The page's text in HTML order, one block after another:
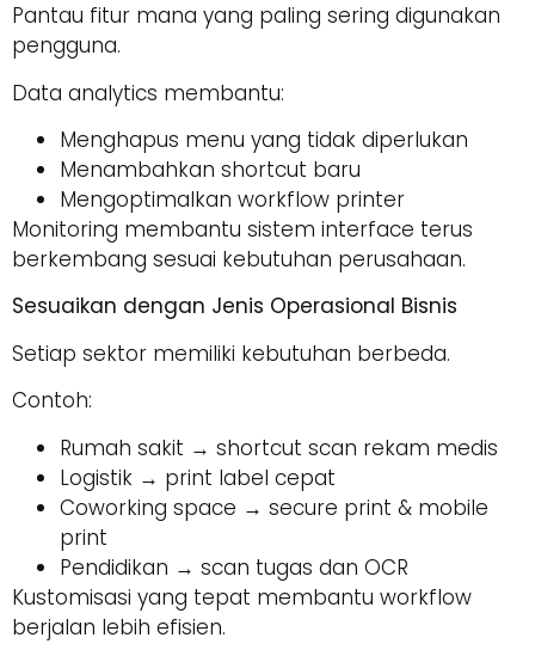
Pantau fitur mana yang paling sering digunakan
pengguna.
Data analytics membantu:
Menghapus menu yang tidak diperlukan
Menambahkan shortcut baru
Mengoptimalkan workflow printer
Monitoring membantu sistem interface terus
berkembang sesuai kebutuhan perusahaan.
Sesuaikan dengan Jenis Operasional Bisnis
Setiap sektor memiliki kebutuhan berbeda.
Contoh:
Rumah sakit → shortcut scan rekam medis
Logistik → print label cepat
Coworking space → secure print & mobile
print
Pendidikan → scan tugas dan OCR
Kustomisasi yang tepat membantu workflow
berjalan lebih efisien.